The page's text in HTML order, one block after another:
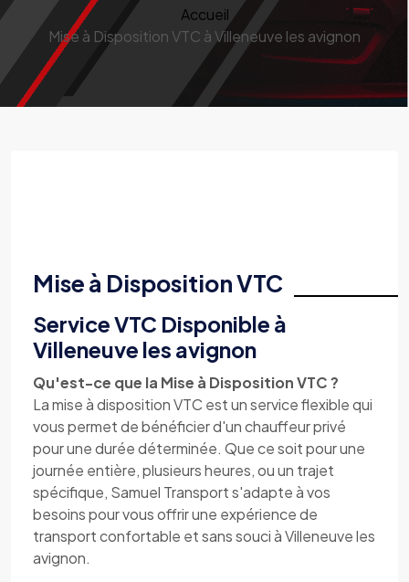
Accueil
Mise à Disposition VTC à Villeneuve les avignon
Mise à Disposition VTC
Service VTC Disponible à
Villeneuve les avignon
Qu'est-ce que la Mise à Disposition VTC ?
La mise à disposition VTC est un service flexible qui
vous permet de bénéficier d'un chauffeur privé
pour une durée déterminée. Que ce soit pour une
journée entière, plusieurs heures, ou un trajet
spécifique, Samuel Transport s'adapte à vos
besoins pour vous offrir une expérience de
transport confortable et sans souci à Villeneuve les
avignon.